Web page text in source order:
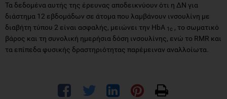
Τα δεδομένα αυτής της έρευνας αποδεικνύουν ότι η ΔΝ για
διάστημα 12 εβδομάδων σε άτομα που λαμβάνουν ινσουλίνη με
διαβήτη τύπου 2 είναι ασφαλής, μειώνει την HbA 1c , το σωματικό
βάρος και τη συνολική ημερήσια δόση ινσουλίνης, ενώ το RMR και
τα επίπεδα φυσικής δραστηριότητας παρέμειναν αναλλοίωτα.